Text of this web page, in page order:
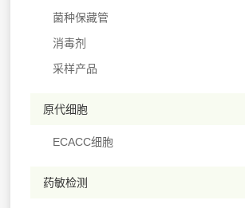
菌种保藏管
消毒剂
采样产品
原代细胞
ECACC细胞
药敏检测